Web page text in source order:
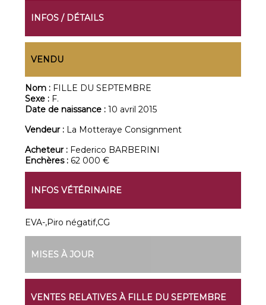
INFOS / DÉTAILS
VENDU
Nom : FILLE DU SEPTEMBRE
Sexe : F.
Date de naissance :10 avril 2015
Vendeur : La Motteraye Consignment
Acheteur : Federico BARBERINI
Enchères : 62 000 €
INFOS VÉTÉRINAIRE
EVA-,Piro négatif,CG
MISES À JOUR
VENTES RELATIVES À FILLE DU SEPTEMBRE